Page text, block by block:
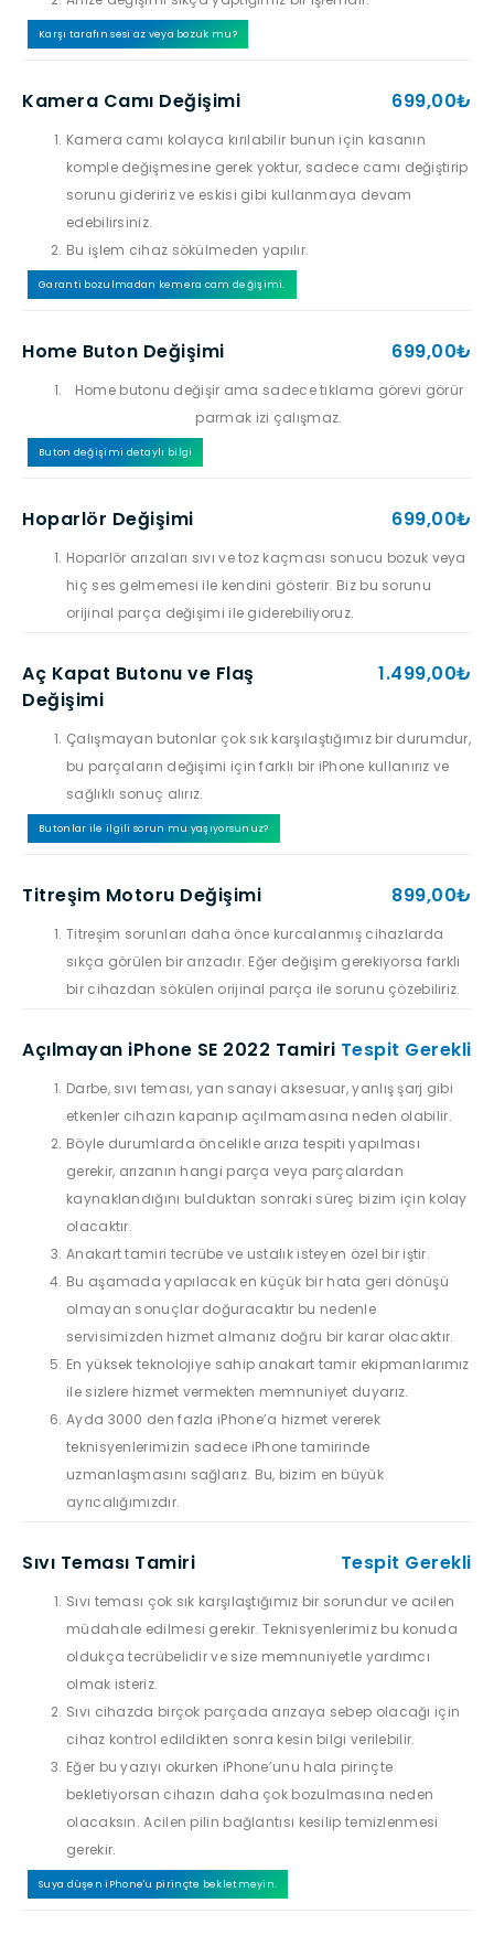
Karşı tarafın sesi az veya bozuk mu?
Kamera Camı Değişimi 699,00₺
Kamera camı kolayca kırılabilir bunun için kasanın
komple değişmesine gerek yoktur, sadece camı değiştirip
sorunu gideririz ve eskisi gibi kullanmaya devam
edebilirsiniz.
Bu işlem cihaz sökülmeden yapılır.
Garanti bozulmadan kemera cam değişimi.
Home Buton Değişimi 699,00₺
Home butonu değişir ama sadece tıklama görevi görür
parmak izi çalışmaz.
Buton değişimi detaylı bilgi
Hoparlör Değişimi 699,00₺
Hoparlör arızaları sıvı ve toz kaçması sonucu bozuk veya
hiç ses gelmemesi ile kendini gösterir. Biz bu sorunu
orijinal parça değişimi ile giderebiliyoruz.
Aç Kapat Butonu ve Flaş
Değişimi
1.499,00₺
Çalışmayan butonlar çok sık karşılaştığımız bir durumdur,
bu parçaların değişimi için farklı bir iPhone kullanırız ve
sağlıklı sonuç alırız.
Butonlar ile ilgili sorun mu yaşıyorsunuz?
Titreşim Motoru Değişimi 899,00₺
Titreşim sorunları daha önce kurcalanmış cihazlarda
sıkça görülen bir arızadır. Eğer değişim gerekiyorsa farklı
bir cihazdan sökülen orijinal parça ile sorunu çözebiliriz.
Açılmayan iPhone SE 2022 Tamiri Tespit Gerekli
Darbe, sıvı teması, yan sanayi aksesuar, yanlış şarj gibi
etkenler cihazın kapanıp açılmamasına neden olabilir.
Böyle durumlarda öncelikle arıza tespiti yapılması
gerekir, arızanın hangi parça veya parçalardan
kaynaklandığını bulduktan sonraki süreç bizim için kolay
olacaktır.
Anakart tamiri tecrübe ve ustalık isteyen özel bir iştir.
Bu aşamada yapılacak en küçük bir hata geri dönüşü
olmayan sonuçlar doğuracaktır bu nedenle
servisimizden hizmet almanız doğru bir karar olacaktır.
En yüksek teknolojiye sahip anakart tamir ekipmanlarımız
ile sizlere hizmet vermekten memnuniyet duyarız.
Ayda 3000 den fazla iPhone’a hizmet vererek
teknisyenlerimizin sadece iPhone tamirinde
uzmanlaşmasını sağlarız. Bu, bizim en büyük
ayrıcalığımızdır.
Sıvı Teması Tamiri Tespit Gerekli
Sıvı teması çok sık karşılaştığımız bir sorundur ve acilen
müdahale edilmesi gerekir. Teknisyenlerimiz bu konuda
oldukça tecrübelidir ve size memnuniyetle yardımcı
olmak isteriz.
Sıvı cihazda birçok parçada arızaya sebep olacağı için
cihaz kontrol edildikten sonra kesin bilgi verilebilir.
Eğer bu yazıyı okurken iPhone’unu hala pirinçte
bekletiyorsan cihazın daha çok bozulmasına neden
olacaksın. Acilen pilin bağlantısı kesilip temizlenmesi
gerekir.
Suya düşen iPhone'u pirinçte bekletmeyin.